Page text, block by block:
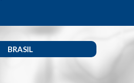
BRASIL